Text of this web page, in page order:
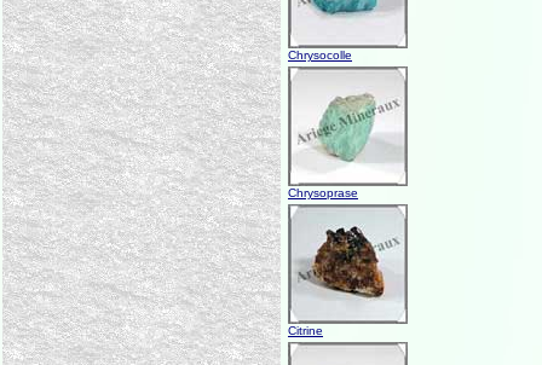
Chrysocolle
Chrysoprase
Citrine